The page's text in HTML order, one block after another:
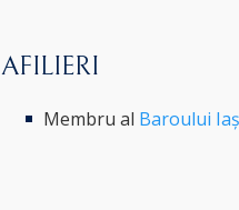
AFILIERI
Membru al Baroului